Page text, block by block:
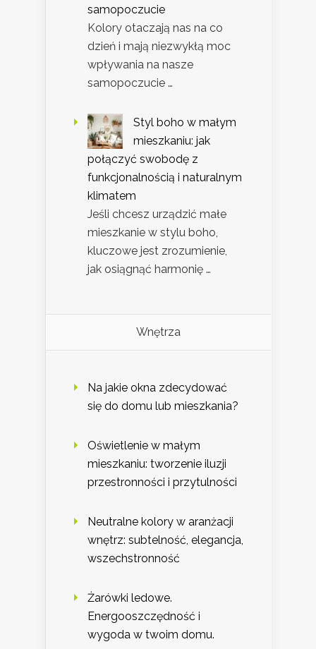
samopoczucie
Kolory otaczają nas na co
dzień i mają niezwykłą moc
wpływania na nasze
samopoczucie …
Styl boho w małym
mieszkaniu: jak
połączyć swobodę z
funkcjonalnością i naturalnym
klimatem
Jeśli chcesz urządzić małe
mieszkanie w stylu boho,
kluczowe jest zrozumienie,
jak osiągnąć harmonię …
Wnętrza
Na jakie okna zdecydować
się do domu lub mieszkania?
Oświetlenie w małym
mieszkaniu: tworzenie iluzji
przestronności i przytulności
Neutralne kolory w aranżacji
wnętrz: subtelność, elegancja,
wszechstronność
Żarówki ledowe.
Energooszczędność i
wygoda w twoim domu.